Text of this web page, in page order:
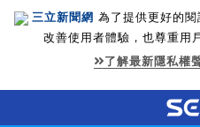
三立新聞網 為了提供更好的
改善使用者體驗，也尊重用
了解最新隱私權